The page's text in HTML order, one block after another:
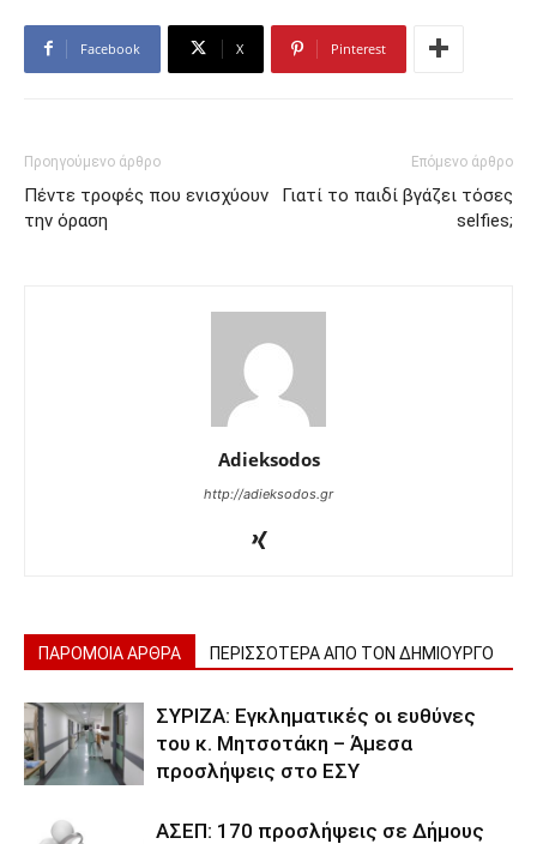
Facebook X Pinterest
Προηγούμενο άρθρο
Πέντε τροφές που ενισχύουν
την όραση
Επόμενο άρθρο
Γιατί το παιδί βγάζει τόσες
selfies;
Adieksodos
http://adieksodos.gr
ΠΑΡΟΜΟΙΑ ΑΡΘΡΑ ΠΕΡΙΣΣΟΤΕΡΑ ΑΠΟ ΤΟΝ ΔΗΜΙΟΥΡΓΟ
ΣΥΡΙΖΑ: Εγκληματικές οι ευθύνες
του κ. Μητσοτάκη – Άμεσα
προσλήψεις στο ΕΣΥ
ΑΣΕΠ: 170 προσλήψεις σε Δήμους